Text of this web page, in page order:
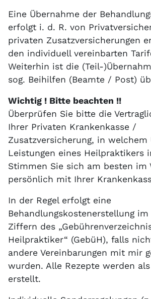
Eine Übernahme der
erfolgt i. d. R. von
privaten Zusatzversicherungen
den individuell vereinbarten
Weiterhin ist die (Teil-
sog. Beihilfen (Beamte / Post)
Wichtig ! Bitte beachten !!
Überprüfen Sie bitte die
Ihrer Privaten Krankenkasse /
Zusatzversicherung, in welchem
Leistungen eines Heilpraktikers
Stimmen Sie sich am besten im
persönlich mit Ihrer
In der Regel erfolgt eine
Behandlungskostenerstellung
Ziffern des
Heilpraktiker“ (GebüH), falls
andere Vereinbarungen mit mir
wurden. Alle Rezepte werden
erstellt.